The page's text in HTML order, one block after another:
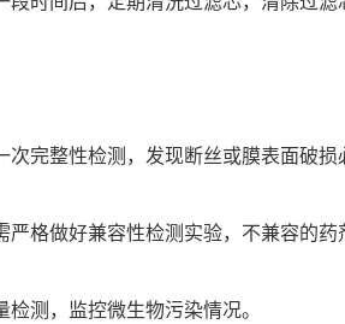
次完整性检测，发现断丝或膜表面破
格做好兼容性检测实验，不兼容的
测，监控微生物污染情况。